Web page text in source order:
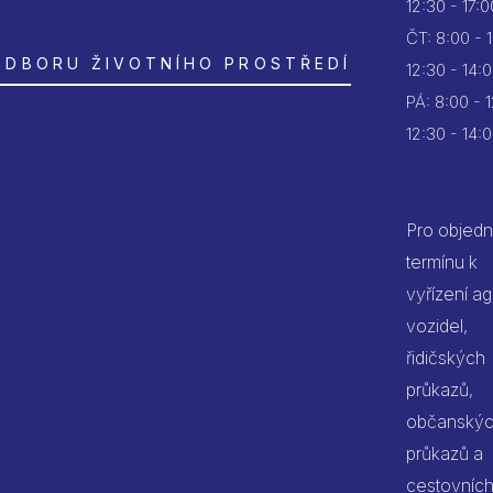
ŽIVOTNÍHO PROSTŘEDÍ
12:30 -
ČT: 8:00 -
12:30 -
PÁ: 8:00 -
12:30 -
Pro
termínu k
vyřízení
vozidel,
řidičských
průkazů,
průkazů a
cestovních